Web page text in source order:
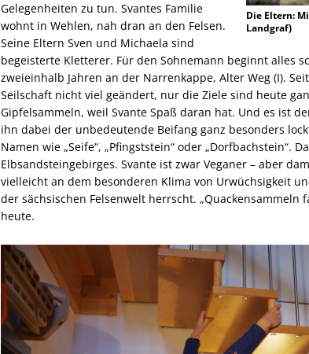
Die Eltern:
Landgraf)
Gelegenheiten zu tun. Svantes Familie
wohnt in Wehlen, nah dran an den Felsen.
Seine Eltern Sven und Michaela sind
begeisterte Kletterer. Für den Sohnemann beginnt alles
zweieinhalb Jahren an der Narrenkappe, Alter Weg (I).
Seilschaft nicht viel geändert, nur die Ziele sind heute
Gipfelsammeln, weil Svante Spaß daran hat. Und es ist
ihn dabei der unbedeutende Beifang ganz besonders
Namen wie „Seife“, „Pfingststein“ oder „Dorfbachstein“.
Elbsandsteingebirges. Svante ist zwar Veganer – aber
vielleicht an dem besonderen Klima von Urwüchsigkeit
der sächsischen Felsenwelt herrscht. „Quackensammeln
heute.